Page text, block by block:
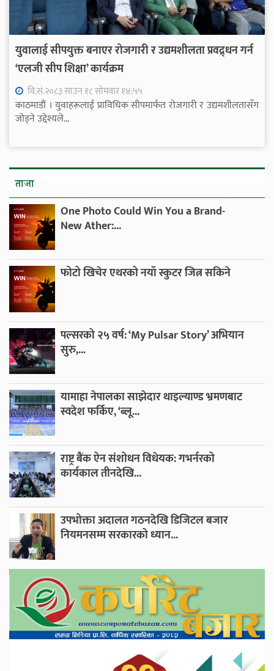
युवालाई सीपयुक्त बनाएर रोजगारी र उद्यमशीलता प्रवद्र्धन गर्न
‘एलजी सीप शिक्षा’ कार्यक्रम
वि.सं.२०८३ साउन १८ सोमवार १४:५५
काठमाडौं । युवाहरूलाई प्राविधिक सीपमार्फत रोजगारी र उद्यमशीलतासँग
जोड्ने उद्देश्यले...
ताजा
One Photo Could Win You a Brand-
New Ather:...
फोटो खिचेर एथरको नयाँ स्कुटर जित्न सकिने
पल्सरको २५ वर्ष: ‘My Pulsar Story’ अभियान
सुरु,...
यामाहा नेपालका साझेदार थाइल्याण्ड भ्रमणबाट
स्वदेश फर्किए, ‘ब्लू...
राष्ट्र बैंक ऐन संशोधन विधेयक: गभर्नरको
कार्यकाल तीनदेखि...
उपभोक्ता अदालत गठनदेखि डिजिटल बजार
नियमनसम्म सरकारको ध्यान...